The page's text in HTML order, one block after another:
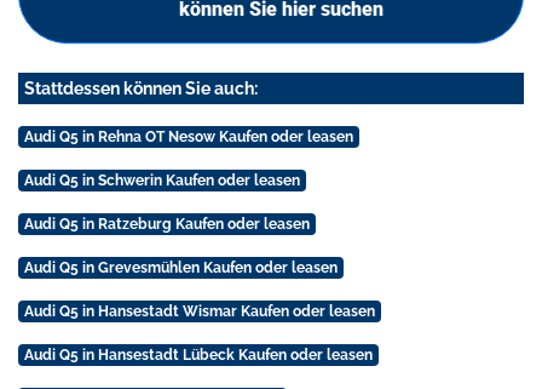
können Sie hier suchen
Stattdessen können Sie auch:
Audi Q5 in Rehna OT Nesow Kaufen oder leasen
Audi Q5 in Schwerin Kaufen oder leasen
Audi Q5 in Ratzeburg Kaufen oder leasen
Audi Q5 in Grevesmühlen Kaufen oder leasen
Audi Q5 in Hansestadt Wismar Kaufen oder leasen
Audi Q5 in Hansestadt Lübeck Kaufen oder leasen